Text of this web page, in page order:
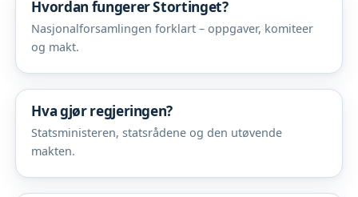
Hvordan fungerer Stortinget?
Nasjonalforsamlingen forklart – oppgaver, komiteer
og makt.
Hva gjør regjeringen?
Statsministeren, statsrådene og den utøvende
makten.